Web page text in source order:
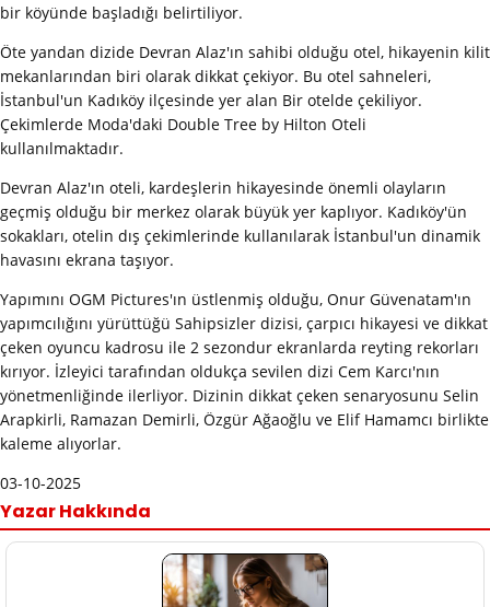
bir köyünde başladığı belirtiliyor.
Öte yandan dizide Devran Alaz'ın sahibi olduğu otel, hikayenin kilit
mekanlarından biri olarak dikkat çekiyor. Bu otel sahneleri,
İstanbul'un Kadıköy ilçesinde yer alan Bir otelde çekiliyor.
Çekimlerde Moda'daki Double Tree by Hilton Oteli
kullanılmaktadır.
Devran Alaz'ın oteli, kardeşlerin hikayesinde önemli olayların
geçmiş olduğu bir merkez olarak büyük yer kaplıyor. Kadıköy'ün
sokakları, otelin dış çekimlerinde kullanılarak İstanbul'un dinamik
havasını ekrana taşıyor.
Yapımını OGM Pictures'ın üstlenmiş olduğu, Onur Güvenatam'ın
yapımcılığını yürüttüğü Sahipsizler dizisi, çarpıcı hikayesi ve dikkat
çeken oyuncu kadrosu ile 2 sezondur ekranlarda reyting rekorları
kırıyor. İzleyici tarafından oldukça sevilen dizi Cem Karcı'nın
yönetmenliğinde ilerliyor. Dizinin dikkat çeken senaryosunu Selin
Arapkirli, Ramazan Demirli, Özgür Ağaoğlu ve Elif Hamamcı birlikte
kaleme alıyorlar.
03-10-2025
Yazar Hakkında